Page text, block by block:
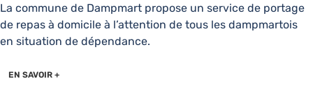
La commune de Dampmart propose un service de portage
de repas à domicile à l’attention de tous les dampmartois
en situation de dépendance.
EN SAVOIR +